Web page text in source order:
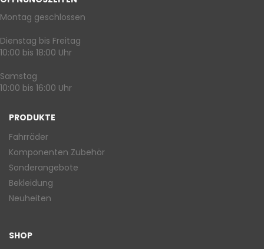
Montag geschlossen
Dienstag bis Freitag
10:00 bis 18:00 Uhr
Samstag
10:00 bis 16:00 Uhr
PRODUKTE
Fahrräder
Komponenten Zubehör
Sonderangebote
Bekleidung
Neuheiten
SHOP